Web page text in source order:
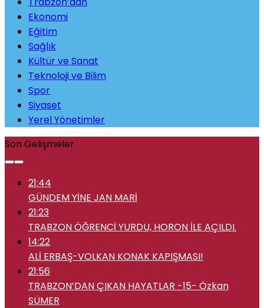
Ekonomi
Eğitim
Sağlık
Kültür ve Sanat
Teknoloji ve Bilim
Spor
Siyaset
Yerel Yönetimler
Son Gelişmeler
21:44
GÜNDEM YİNE JAN MARİ
21:23
TRABZON ÖĞRENCİ YURDU, HORON İLE AÇILDI.
14:22
ALİ ERBAŞ-VOLKAN KONAK KAPIŞMASI!
21:56
TRABZON’DAN ÇIKAN HAYATLAR -15- Özkan
SÜMER